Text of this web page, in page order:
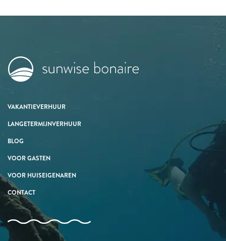
VAKANTIEVERHUUR
LANGETERMIJNVERHUUR
BLOG
VOOR GASTEN
VOOR HUISEIGENAREN
CONTACT